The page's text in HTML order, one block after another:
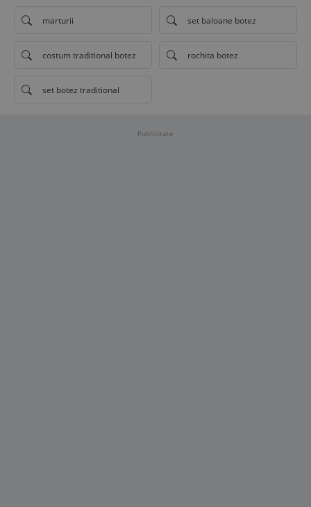
marturii set baloane botez
costum traditional botez rochita botez
set botez traditional
Publicitate